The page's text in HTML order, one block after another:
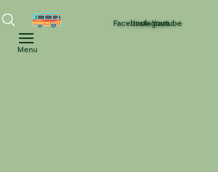
FacebookInstagram
Youtube
Menu